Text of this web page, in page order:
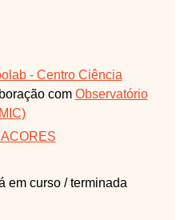
- Centro Ciência
com Observatório
ACORES
em curso / terminada